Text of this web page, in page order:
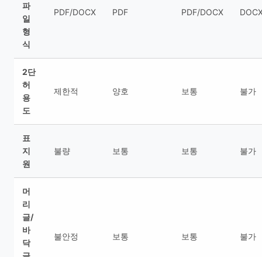
파
일
형
식
PDF/DOCX PDF PDF/DOCX
2단
허
용
도
제한적 양호 보통 불가
표
지
원
불량 보통 보통 불가
머
리
글/
바
닥
불안정 보통 보통 불가